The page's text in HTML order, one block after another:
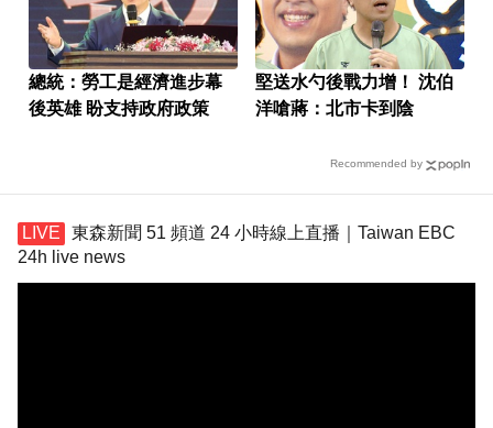
總統：勞工是經濟進步幕
後英雄 盼支持政府政策
堅送水勺後戰力增！ 沈伯
洋嗆蔣：北市卡到陰
Recommended by
東森新聞 51 頻道 24 小時線上直播｜Taiwan EBC
24h live news